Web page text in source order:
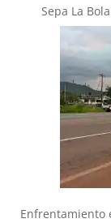
Sepa La
Enfrentamiento